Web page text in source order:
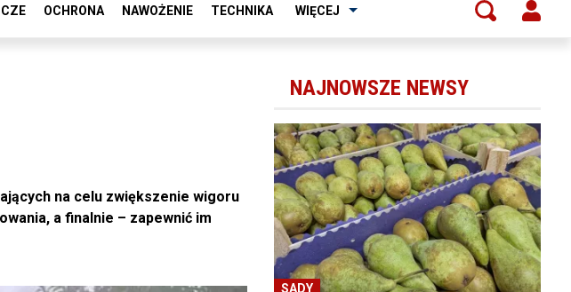
OCHRONA NAWOŻENIE TECHNIKA WIĘCEJ
na celu zwiększenie wigoru
a finalnie – zapewnić im
NAJNOWSZE NEWSY
SADY